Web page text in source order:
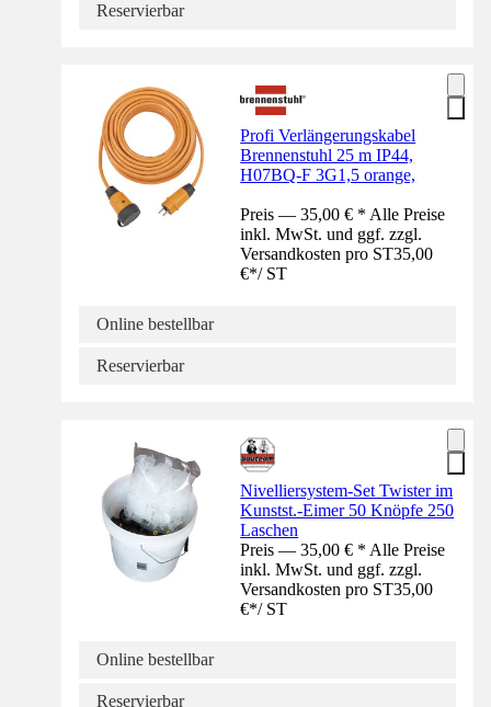
Reservierbar
Profi Verlängerungskabel
Brennenstuhl 25 m IP44,
H07BQ-F 3G1,5 orange,
Preis — 35,00 € * Alle Preise
inkl. MwSt. und ggf. zzgl.
Versandkosten pro ST35,00
€*/ ST
Online bestellbar
Reservierbar
Nivelliersystem-Set Twister im
Kunstst.-Eimer 50 Knöpfe 250
Laschen
Preis — 35,00 € * Alle Preise
inkl. MwSt. und ggf. zzgl.
Versandkosten pro ST35,00
€*/ ST
Online bestellbar
Reservierbar